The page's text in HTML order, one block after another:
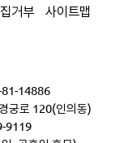
거부 사이트맵
81-14886
궁로 120(인의동)
9119